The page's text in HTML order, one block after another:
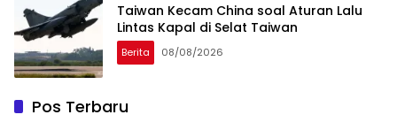
Taiwan Kecam China soal Aturan Lalu
Lintas Kapal di Selat Taiwan
Berita 08/08/2026
Pos Terbaru